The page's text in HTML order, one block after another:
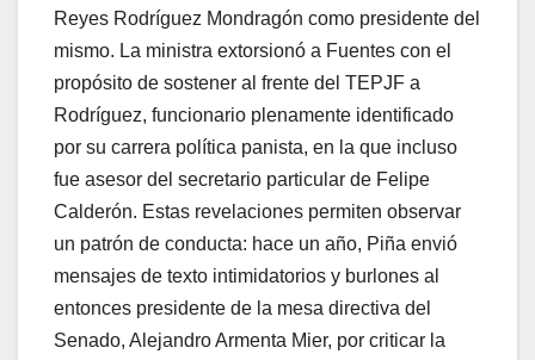
Reyes Rodríguez Mondragón como presidente del
mismo. La ministra extorsionó a Fuentes con el
propósito de sostener al frente del TEPJF a
Rodríguez, funcionario plenamente identificado
por su carrera política panista, en la que incluso
fue asesor del secretario particular de Felipe
Calderón. Estas revelaciones permiten observar
un patrón de conducta: hace un año, Piña envió
mensajes de texto intimidatorios y burlones al
entonces presidente de la mesa directiva del
Senado, Alejandro Armenta Mier, por criticar la